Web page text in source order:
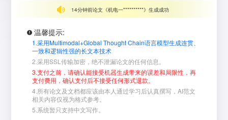
14分钟前论文《机电一**********》生成成功
5分钟前论文《公路建**********》生成成功
15分钟前论文《虚拟网**********》生成成功
13分钟前论文《浅析中**********》生成成功
12分钟前论文《单片机**********》生成成功
10分钟前论文《倾向于**********》生成成功
15分钟前论文《校内外**********》生成成功
13分钟前论文《沥青与**********》生成成功
5分钟前论文《刷式密**********》生成成功
14分钟前论文《机电一**********》生成成功
10分钟前论文《B2B**********》生成成功
5分钟前论文《公路建**********》生成成功
15分钟前论文《虚拟网**********》生成成功
温馨提示:
1.采用Multimodal+Global Thought Chain语言模型生成连贯、
一致和逻辑性强的长文本技术
2.采用SSL传输加密，绝不泄漏论文的任何信息。
3.支付之前，请确认能接受机器生成带来的误差和局限性，再
支付费用，确认支付后不接受任何形式退款。
4.所有论文及文档都应该由本人通过学习后认真撰写，AI范文
相关内容仅视为格式参考。
5.系统暂只支持中文写作。